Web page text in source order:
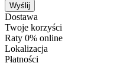
Wyślij
Dostawa
Twoje korzyści
Raty 0% online
Lokalizacja
Płatności